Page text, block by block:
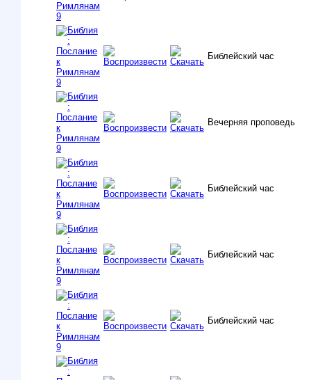
Библейский час
Вечерняя проповедь
Библейский час
Библейский час
Библейский час